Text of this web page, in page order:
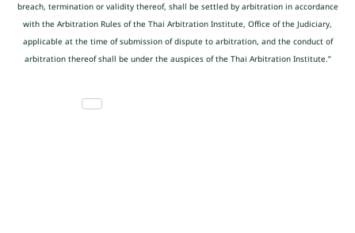
breach, termination or validity thereof, shall be settled by arbitration in accordance
with the Arbitration Rules of the Thai Arbitration Institute, Office of the Judiciary,
applicable at the time of submission of dispute to arbitration, and the conduct of
arbitration thereof shall be under the auspices of the Thai Arbitration Institute.”